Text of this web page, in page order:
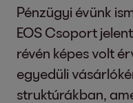
Pénzügyi évünk
EOS Csoport
révén képes volt
egyedüli
struktúrákban,